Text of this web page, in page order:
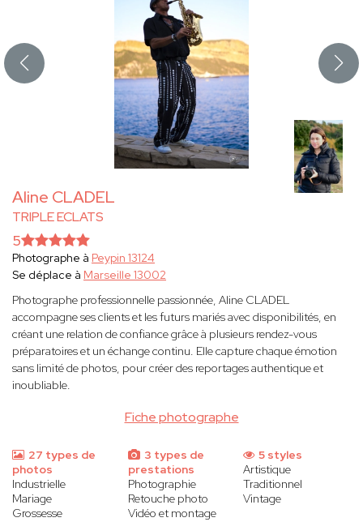
Aline CLADEL
TRIPLE ECLATS
Fiche photographe
5
Photographe à Peypin 13124
Se déplace à Marseille 13002
Photographe professionnelle passionnée, Aline CLADEL
accompagne ses clients et les futurs mariés avec disponibilités, en
créant une relation de confiance grâce à plusieurs rendez-vous
préparatoires et un échange continu. Elle capture chaque émotion
sans limité de photos, pour créer des reportages authentique et
inoubliable.
27 types de
photos
Industrielle
Mariage
Grossesse
3 types de
prestations
Photographie
Retouche photo
Vidéo et montage
5 styles
Artistique
Traditionnel
Vintage